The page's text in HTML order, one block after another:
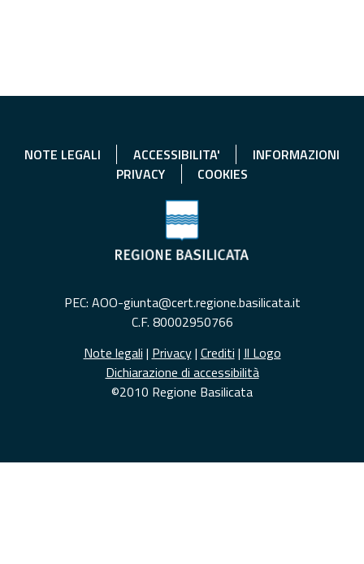
NOTE LEGALI ACCESSIBILITA'
INFORMAZIONI
PRIVACY
COOKIES
PEC: AOO-giunta@cert.regione.basilicata.it
C.F. 80002950766
Note legali | Privacy| Crediti | Il Logo
Dichiarazione di accessibilità
©2010 Regione Basilicata